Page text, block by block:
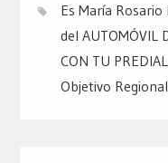
Es María
del AUTOMÓVIL
CON TU
Objetivo